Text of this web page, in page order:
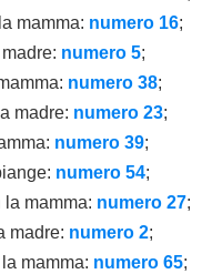
mamma: numero 16;
numero 5;
numero 38;
madre: numero 23;
numero 39;
numero 54;
la mamma: numero 27;
madre: numero 2;
mamma: numero 65;